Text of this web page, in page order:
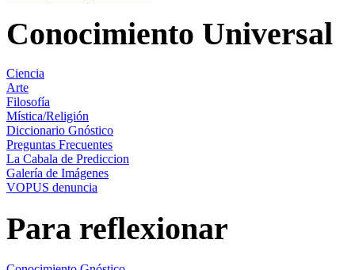
Conocimiento Universal
Ciencia
Arte
Filosofía
Mística/Religión
Diccionario Gnóstico
Preguntas Frecuentes
La Cabala de Prediccion
Galería de Imágenes
VOPUS denuncia
Para reflexionar